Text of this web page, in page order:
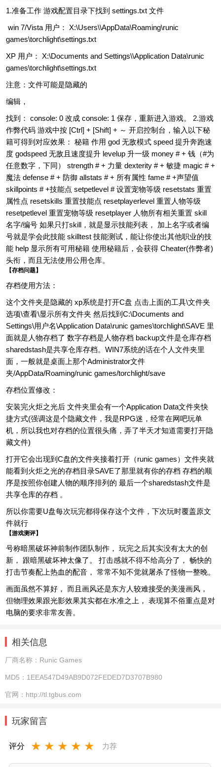
1.准备工作 游戏配置目录下找到 settings.txt 文件
win 7/Vista 用户： X:\Users\\AppData\Roaming\runic
games\torchlight\settings.txt
XP 用户： X:\Documents and Settings\\Application Data\runic
games\torchlight\settings.txt
注意：文件可能是隐藏的
编辑，
找到： console: 0 改成 console: 1 保存，重新进入游戏。 2.游戏
作弊代码 游戏中按 [Ctrl] + [Shift] + ～ 开启控制台，输入以下秘
籍可得到对应效果： 秘籍 作用 god 无敌模式 speed 提升奔跑速
度 godspeed 无敌且速度提升 levelup 升一级 money # + 钱（#为
任意数字，下同） strength # + 力量 dexterity # + 敏捷 magic # +
魔法 defense # + 防御 allstats # + 所有属性 fame # +声望值
skillpoints # +技能点 setpetlevel # 设置宠物等级 resetstats 重置
属性点 resetskills 重置技能点 resetplayerlevel 重置人物等级
resetpetlevel 重置宠物等级 resetplayer 人物所有相关重置 skill
名字/编号 如果只打skill，就是显示技能列表， 加上名字或者编
号就是学会此技能 skilltest 技能测试，能让你使出其他职业的技
能 help 显示所有可用秘籍 使用秘籍后，会获得 Cheater(作弊者)
头衔，而且无法使用公用仓库。
【存档问题】
存档使用方法：
这个文件夹是隐藏的 xp系统是打开C盘 点击上面的工具\文件夹
选项\查看\显示所有文件夹 然后找到C:\Documents and
Settings\用户名\Application Data\runic games\torchlight\SAVE 里
面就是人物存档了 数字存档是人物存档 backup文件是仓库存档
sharedstash是共享仓库存档。WIN7系统的话在个人文件夹里
面，一般就是桌面上那个Administrator文件
夹/AppData/Roaming/runic games/torchlight/save
存档位置修改：
安装完火炬之光后 文件夹里会有一个Application Data文件夹快
捷方式(强调这是个隐藏文件，我是RPG迷，经常在网吧玩单
机，所以我也对存档的位置很头痛，弄了半天才知道需要打开隐
藏文件)
打开它会出现到C盘的文件夹接着打开（runic games）文件夹就
能看到火炬之光的存档目录SAVE了那里就有你的存档 存档的顺
序是按照你创建人物的顺序排列的 最后一个sharedstash文件是
共享仓库的存档 。
所以你需要U盘每次玩完都得保存这个文件，下次玩时覆盖原文
件就行
【游戏测评】
号称暗黑破坏神前制作团队制作， 玩完之后其实没有太大的创
新， 跟暗黑破坏神太像了。 打击感就不得不给高分了， 畅快的
打击节奏配上热血的配音， 常常不知不觉就屠杀了怪物一整晚。
画面虽然不算好， 而且画风还是东方人较难接受的美漫画风，
但物理效果跟光影效果其实都在水准之上， 表现算不俗重点是对
电脑的要求非常友善。
相关信息
厂商名称： Runic Games
MD5： 1EEA547D49AB9D072FEDED7D3707B980
官网： http://tl.tgbus.com
玩家留言
评分 ★ ★ ★ ★ ★ 力荐